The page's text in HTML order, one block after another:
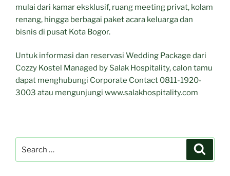
mulai dari kamar eksklusif, ruang meeting privat, kolam
renang, hingga berbagai paket acara keluarga dan
bisnis di pusat Kota Bogor.
Untuk informasi dan reservasi Wedding Package dari
Cozzy Kostel Managed by Salak Hospitality, calon tamu
dapat menghubungi Corporate Contact 0811-1920-
3003 atau mengunjungi www.salakhospitality.com
for: